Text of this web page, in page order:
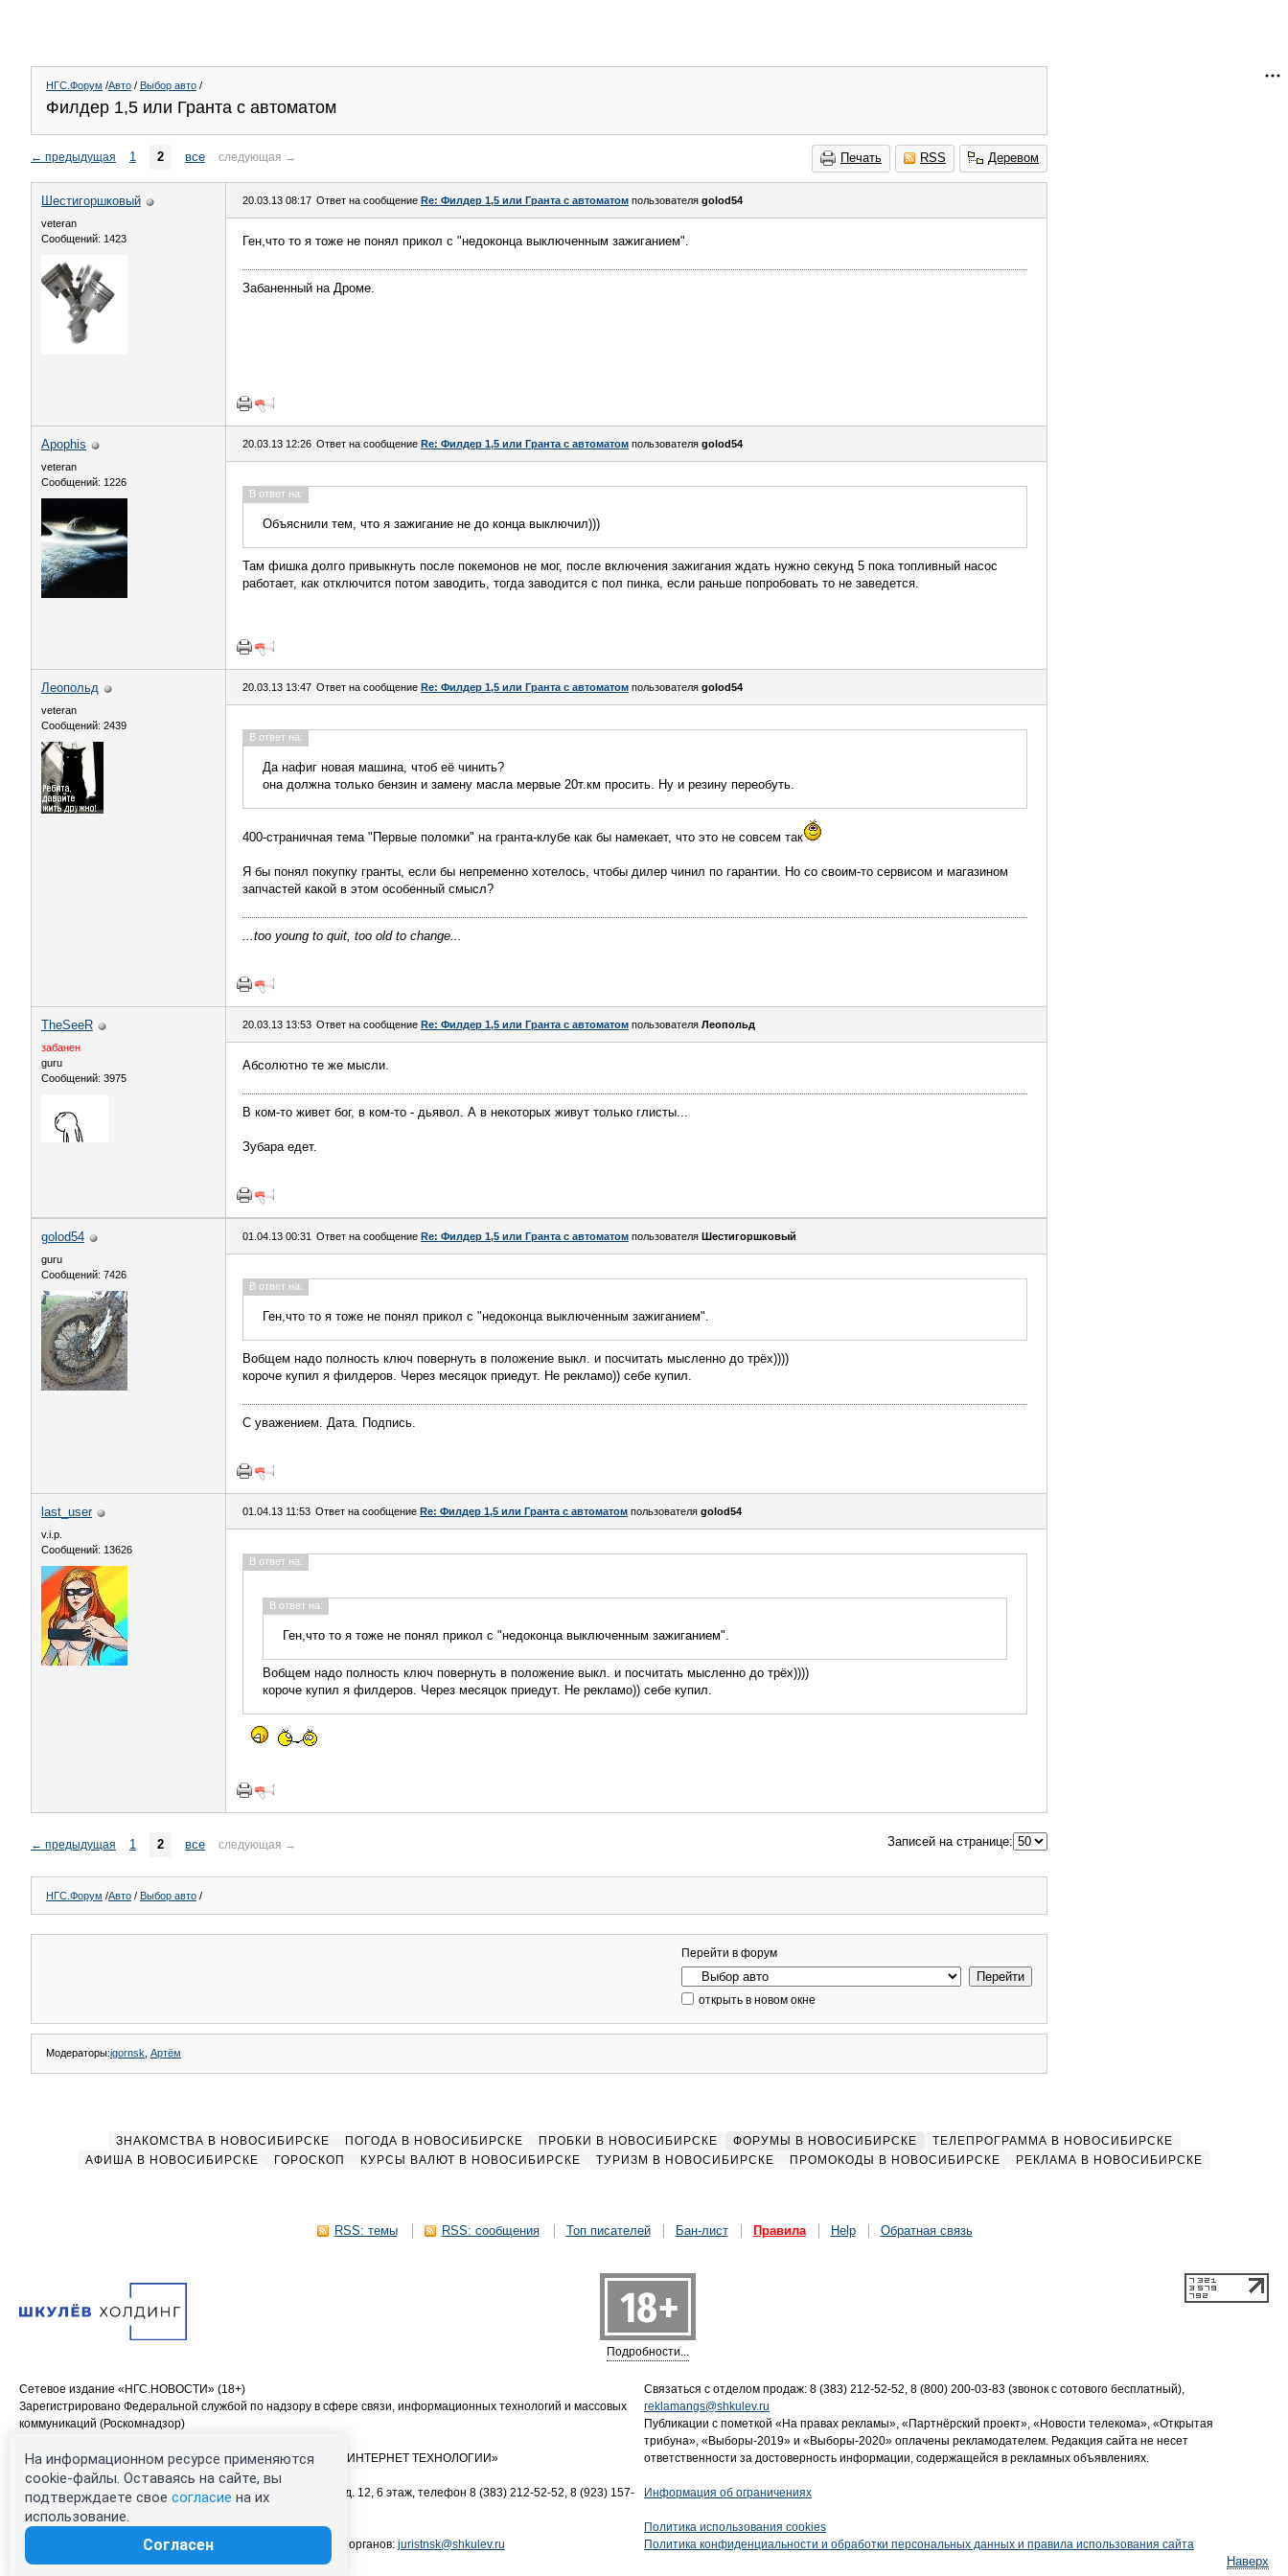
НГС.Форум /Авто / Выбор авто /
Филдер 1,5 или Гранта с автоматом
Печать RSS Деревом
← предыдущая 1 2 все следующая →
Шестигоршковый
veteran
Сообщений: 1423
20.03.13 08:17 Ответ на сообщение Re: Филдер 1,5 или Гранта с автоматом пользователя golod54
Ген,что то я тоже не понял прикол с "недоконца выключенным зажиганием".
Забаненный на Дроме.
Apophis
veteran
Сообщений: 1226
20.03.13 12:26 Ответ на сообщение Re: Филдер 1,5 или Гранта с автоматом пользователя golod54
В ответ на:
Объяснили тем, что я зажигание не до конца выключил)))
Там фишка долго привыкнуть после покемонов не мог, после включения зажигания ждать нужно секунд 5 пока топливный насос
работает, как отключится потом заводить, тогда заводится с пол пинка, если раньше попробовать то не заведется.
Леопольд
veteran
Сообщений: 2439
20.03.13 13:47 Ответ на сообщение Re: Филдер 1,5 или Гранта с автоматом пользователя golod54
В ответ на:
Да нафиг новая машина, чтоб её чинить?
она должна только бензин и замену масла мервые 20т.км просить. Ну и резину переобуть.
400-страничная тема "Первые поломки" на гранта-клубе как бы намекает, что это не совсем так
Я бы понял покупку гранты, если бы непременно хотелось, чтобы дилер чинил по гарантии. Но со своим-то сервисом и магазином
запчастей какой в этом особенный смысл?
...too young to quit, too old to change...
TheSeeR
забанен
guru
Сообщений: 3975
20.03.13 13:53 Ответ на сообщение Re: Филдер 1,5 или Гранта с автоматом пользователя Леопольд
Абсолютно те же мысли.
В ком-то живет бог, в ком-то - дьявол. А в некоторых живут только глисты...
Зубара едет.
golod54
guru
Сообщений: 7426
01.04.13 00:31 Ответ на сообщение Re: Филдер 1,5 или Гранта с автоматом пользователя Шестигоршковый
В ответ на:
Ген,что то я тоже не понял прикол с "недоконца выключенным зажиганием".
Вобщем надо полность ключ повернуть в положение выкл. и посчитать мысленно до трёх))))
короче купил я филдеров. Через месяцок приедут. Не рекламо)) себе купил.
С уважением. Дата. Подпись.
last_user
v.i.p.
Сообщений: 13626
01.04.13 11:53 Ответ на сообщение Re: Филдер 1,5 или Гранта с автоматом пользователя golod54
В ответ на:
В ответ на:
Ген,что то я тоже не понял прикол с "недоконца выключенным зажиганием".
Вобщем надо полность ключ повернуть в положение выкл. и посчитать мысленно до трёх))))
короче купил я филдеров. Через месяцок приедут. Не рекламо)) себе купил.
← предыдущая 1 2 все следующая → Записей на странице:
НГС.Форум /Авто / Выбор авто /
Перейти в форум
открыть в новом окне
Модераторы:igornsk Артём
Наверх
ЗНАКОМСТВА В НОВОСИБИРСКЕ ПОГОДА В НОВОСИБИРСКЕ ПРОБКИ В НОВОСИБИРСКЕ ФОРУМЫ В НОВОСИБИРСКЕ
ТЕЛЕПРОГРАММА В НОВОСИБИРСКЕ
АФИША В НОВОСИБИРСКЕ
ГОРОСКОП КУРСЫ ВАЛЮТ В НОВОСИБИРСКЕ ТУРИЗМ В НОВОСИБИРСКЕ ПРОМОКОДЫ В НОВОСИБИРСКЕ РЕКЛАМА В НОВОСИБИРСКЕ
RSS: темы RSS: сообщения Топ писателей Бан-лист Правила Help Обратная связь
Подробности...
Сетевое издание «НГС.НОВОСТИ» (18+)
Зарегистрировано Федеральной службой по надзору в сфере связи, информационных технологий и массовых
коммуникаций (Роскомнадзор)
Учредитель: Общество с ограниченной ответственностью «ИНТЕРНЕТ ТЕХНОЛОГИИ»
Главный редактор: Громкова Елена Александровна
Адрес редакции: 630099, Россия, Новосибирск, ул. Ленина, д. 12, 6 этаж, телефон 8 (383) 212-52-52, 8 (923) 157-
Электронный адрес редакции:ngs@shkulev.ru
Контактные данные для Роскомнадзора и государственных органов: juristnsk@shkulev.ru
Техподдержка:help@shkulev.ru, 8 (800) 200-03-83 (доб.3)
Связаться с отделом продаж: 8 (383) 212-52-52, 8 (800) 200-03-83 (звонок с сотового бесплатный),
reklamangs@shkulev.ru
Публикации с пометкой «На правах рекламы», «Партнёрский проект», «Новости телекома», «Открытая
трибуна», «Выборы-2019» и «Выборы-2020» оплачены рекламодателем. Редакция сайта не несет
ответственности за достоверность информации, содержащейся в рекламных объявлениях.
Информация об ограничениях
Политика использования cookies
Политика конфиденциальности и обработки персональных данных и правила использования сайта
На информационном ресурсе применяются
cookie-файлы. Оставаясь на сайте, вы
подтверждаете свое согласие на их
использование.
Согласен